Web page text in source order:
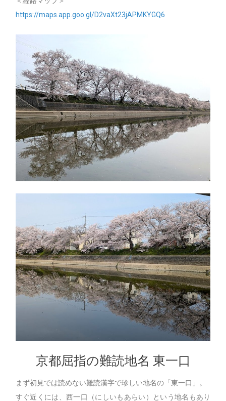
https://maps.app.goo.gl/D2vaXt23jAPMKYGQ6
京都屈指の難読地名 東一口
まず初見では読めない難読漢字で珍しい地名の「東一口」。
すぐ近くには、西一口（にしいもあらい）という地名もあり